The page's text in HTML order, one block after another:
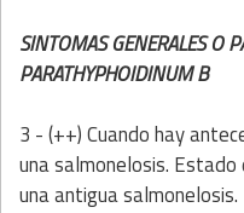
SINTOMAS GENERALES O
PARATHYPHOIDINUM B
3 - (++) Cuando hay
una salmonelosis.
una antigua salmonelosis.